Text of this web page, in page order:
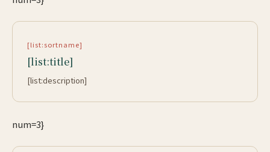
[list:sortname]
[list:title]
[list:description]
num=3}